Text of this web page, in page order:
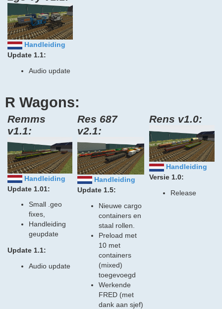
Handleiding
Update 1.1:
Audio update
R Wagons:
Remms
v1.1:
Handleiding
Update 1.01:
Small .geo
fixes,
Handleiding
geupdate
Update 1.1:
Audio update
Res 687
v2.1:
Handleiding
Update 1.5:
Nieuwe cargo
containers en
staal rollen.
Preload met
10 met
containers
(mixed)
toegevoegd
Werkende
FRED (met
dank aan sjef)
Rens v1.0:
Handleiding
Versie 1.0:
Release